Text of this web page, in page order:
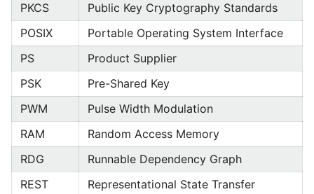
PKCS
Public Key Cryptography Standards
POSIX
Portable Operating System Interface
PS
Product Supplier
PSK
Pre-Shared Key
PWM
Pulse Width Modulation
RAM
Random Access Memory
RDG
Runnable Dependency Graph
REST
Representational State Transfer